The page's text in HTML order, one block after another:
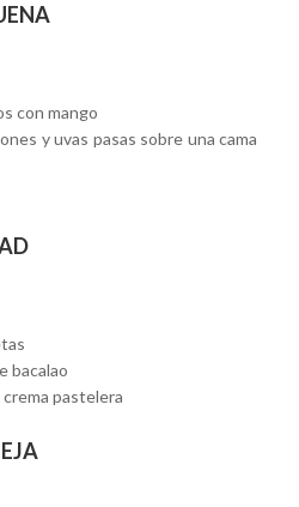
mango
y uvas pasas sobre una cama
pastelera